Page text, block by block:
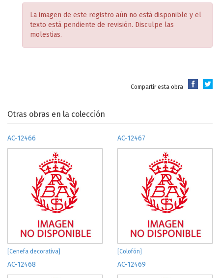
La imagen de este registro aún no está disponible y el
texto está pendiente de revisión. Disculpe las
molestias.
Compartir esta obra
Otras obras en la colección
AC-12466
[Cenefa decorativa]
AC-12467
[Colofón]
AC-12468 AC-12469